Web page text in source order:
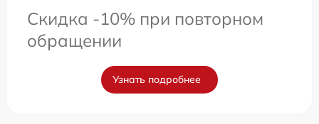
Скидка -10% при повторном
обращении
Узнать подробнее